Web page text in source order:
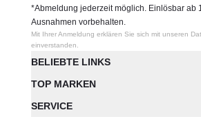
BELIEBTE LINKS
TOP MARKEN
SERVICE
*Abmeldung jederzeit möglich. Einlösbar ab
Ausnahmen vorbehalten.
Mit Ihrer Anmeldung erklären Sie sich mit unseren
einverstanden.